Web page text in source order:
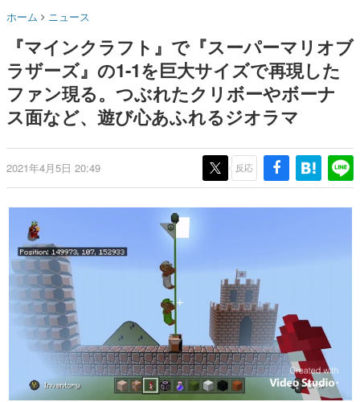
名作ゲームクリエイターの方々に製作時のエピソードをお
きます。
赫本
この物語を解いてはいけない。『赫本』は、〈試験問題〉
の形をした短編ホラー小説集です。
これからのデジタルゲーム市場を担う若きクリエイター達
の姿を追い、彼らのルーツと情熱を探っていきます。
ゲームに多大な影響を受けた作家さんに取材し、ゲームが
日本のコンテンツ産業やカルチャーに与えた影響を探る企
日本モバイルゲーム産業史
日本のモバイルゲーム史における主要なトピック・タイト
ルを網羅するほか、開発者へのインタビューや識者による
解説を掲載。約20年の歴史が一望できる決定版！
若ゲのいたり〜ゲームクリエイターの青春〜
『うつヌケ』『ペンと箸』等で知られるマンガ家・田中圭
一先生によるゲーム業界レポートマンガです。
なんでゲームは面白い？
に、「プレミアムデッキセット
「FUTURISTIC BOX」の計3商
品
ホーム ニュース
『マインクラフト』で『スーパーマリオブ
ラザーズ』の1-1を巨大サイズで再現した
ファン現る。つぶれたクリボーやボーナ
ス面など、遊び心あふれるジオラマ
2021年4月5日 20:49 反応